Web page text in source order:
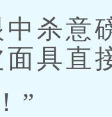
意磅
面具直
”